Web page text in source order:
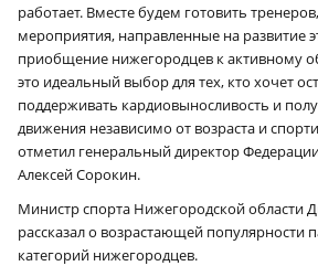
работает. Вместе будем готовить
мероприятия, направленные на развитие
приобщение нижегородцев к активному
это идеальный выбор для тех, кто хочет
поддерживать кардиовыносливость и
движения независимо от возраста и
отметил генеральный директор
Алексей Сорокин.
Министр спорта Нижегородской области
рассказал о возрастающей популярности
категорий нижегородцев.